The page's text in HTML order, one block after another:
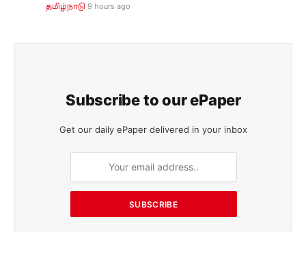
தமிழ்நாடு 9 hours ago
Subscribe to our ePaper
Get our daily ePaper delivered in your inbox
SUBSCRIBE